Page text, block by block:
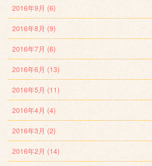
2016年9月 (6)
2016年8月 (9)
2016年7月 (6)
2016年6月 (13)
2016年5月 (11)
2016年4月 (4)
2016年3月 (2)
2016年2月 (14)